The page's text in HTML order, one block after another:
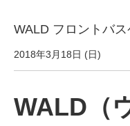
オリジナル自転車
PB全車種カタログ
Norwayシリーズ
WALD フロントバス
2018年3月18日 (日)
WALD（